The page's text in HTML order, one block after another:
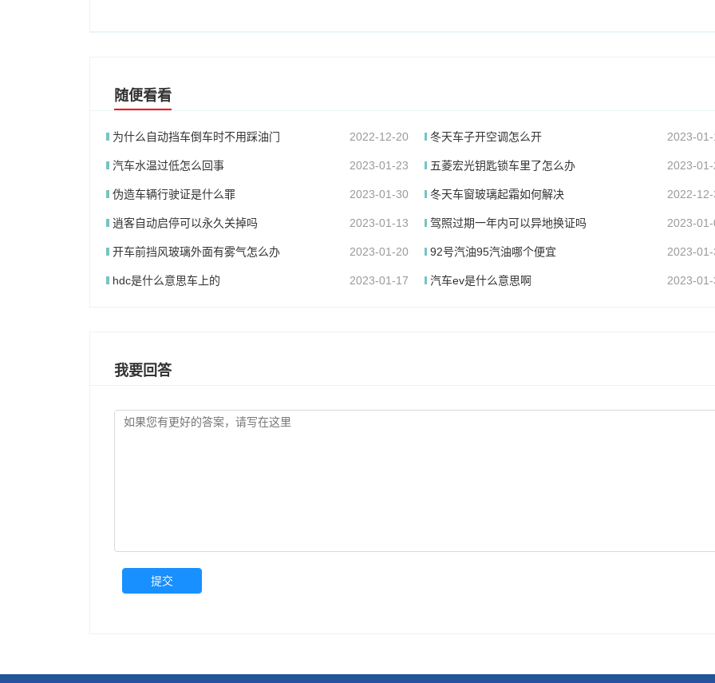
随便看看
为什么自动挡车倒车时不用踩油门 2022-12-20 冬天车子开空调怎么开 2023-
汽车水温过低怎么回事 2023-01-23 五菱宏光钥匙锁车里了怎么办 2023-
伪造车辆行驶证是什么罪 2023-01-30 冬天车窗玻璃起霜如何解决 2022-
逍客自动启停可以永久关掉吗 2023-01-13 驾照过期一年内可以异地换证吗 2023-
开车前挡风玻璃外面有雾气怎么办 2023-01-20 92号汽油95汽油哪个便宜 2023-
hdc是什么意思车上的 2023-01-17 汽车ev是什么意思啊 2023-
我要回答
提交